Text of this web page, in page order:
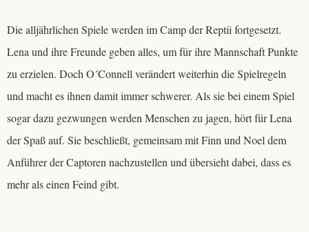
Die alljährlichen Spiele werden im Camp der Reptii fortgesetzt.
Lena und ihre Freunde geben alles, um für ihre Mannschaft Punkte
zu erzielen. Doch O´Connell verändert weiterhin die Spielregeln
und macht es ihnen damit immer schwerer. Als sie bei einem Spiel
sogar dazu gezwungen werden Menschen zu jagen, hört für Lena
der Spaß auf. Sie beschließt, gemeinsam mit Finn und Noel dem
Anführer der Captoren nachzustellen und übersieht dabei, dass es
mehr als einen Feind gibt.